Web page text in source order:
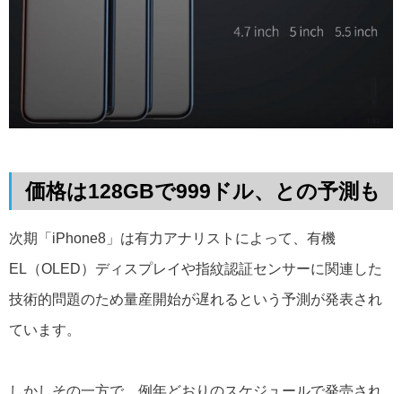
価格は128GBで999ドル、との予測も
次期「iPhone8」は有力アナリストによって、有機
EL（OLED）ディスプレイや指紋認証センサーに関連した
技術的問題のため量産開始が遅れるという予測が発表され
ています。